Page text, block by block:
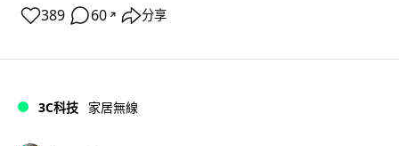
389 60 ↗ 分享
3C科技 家居無線